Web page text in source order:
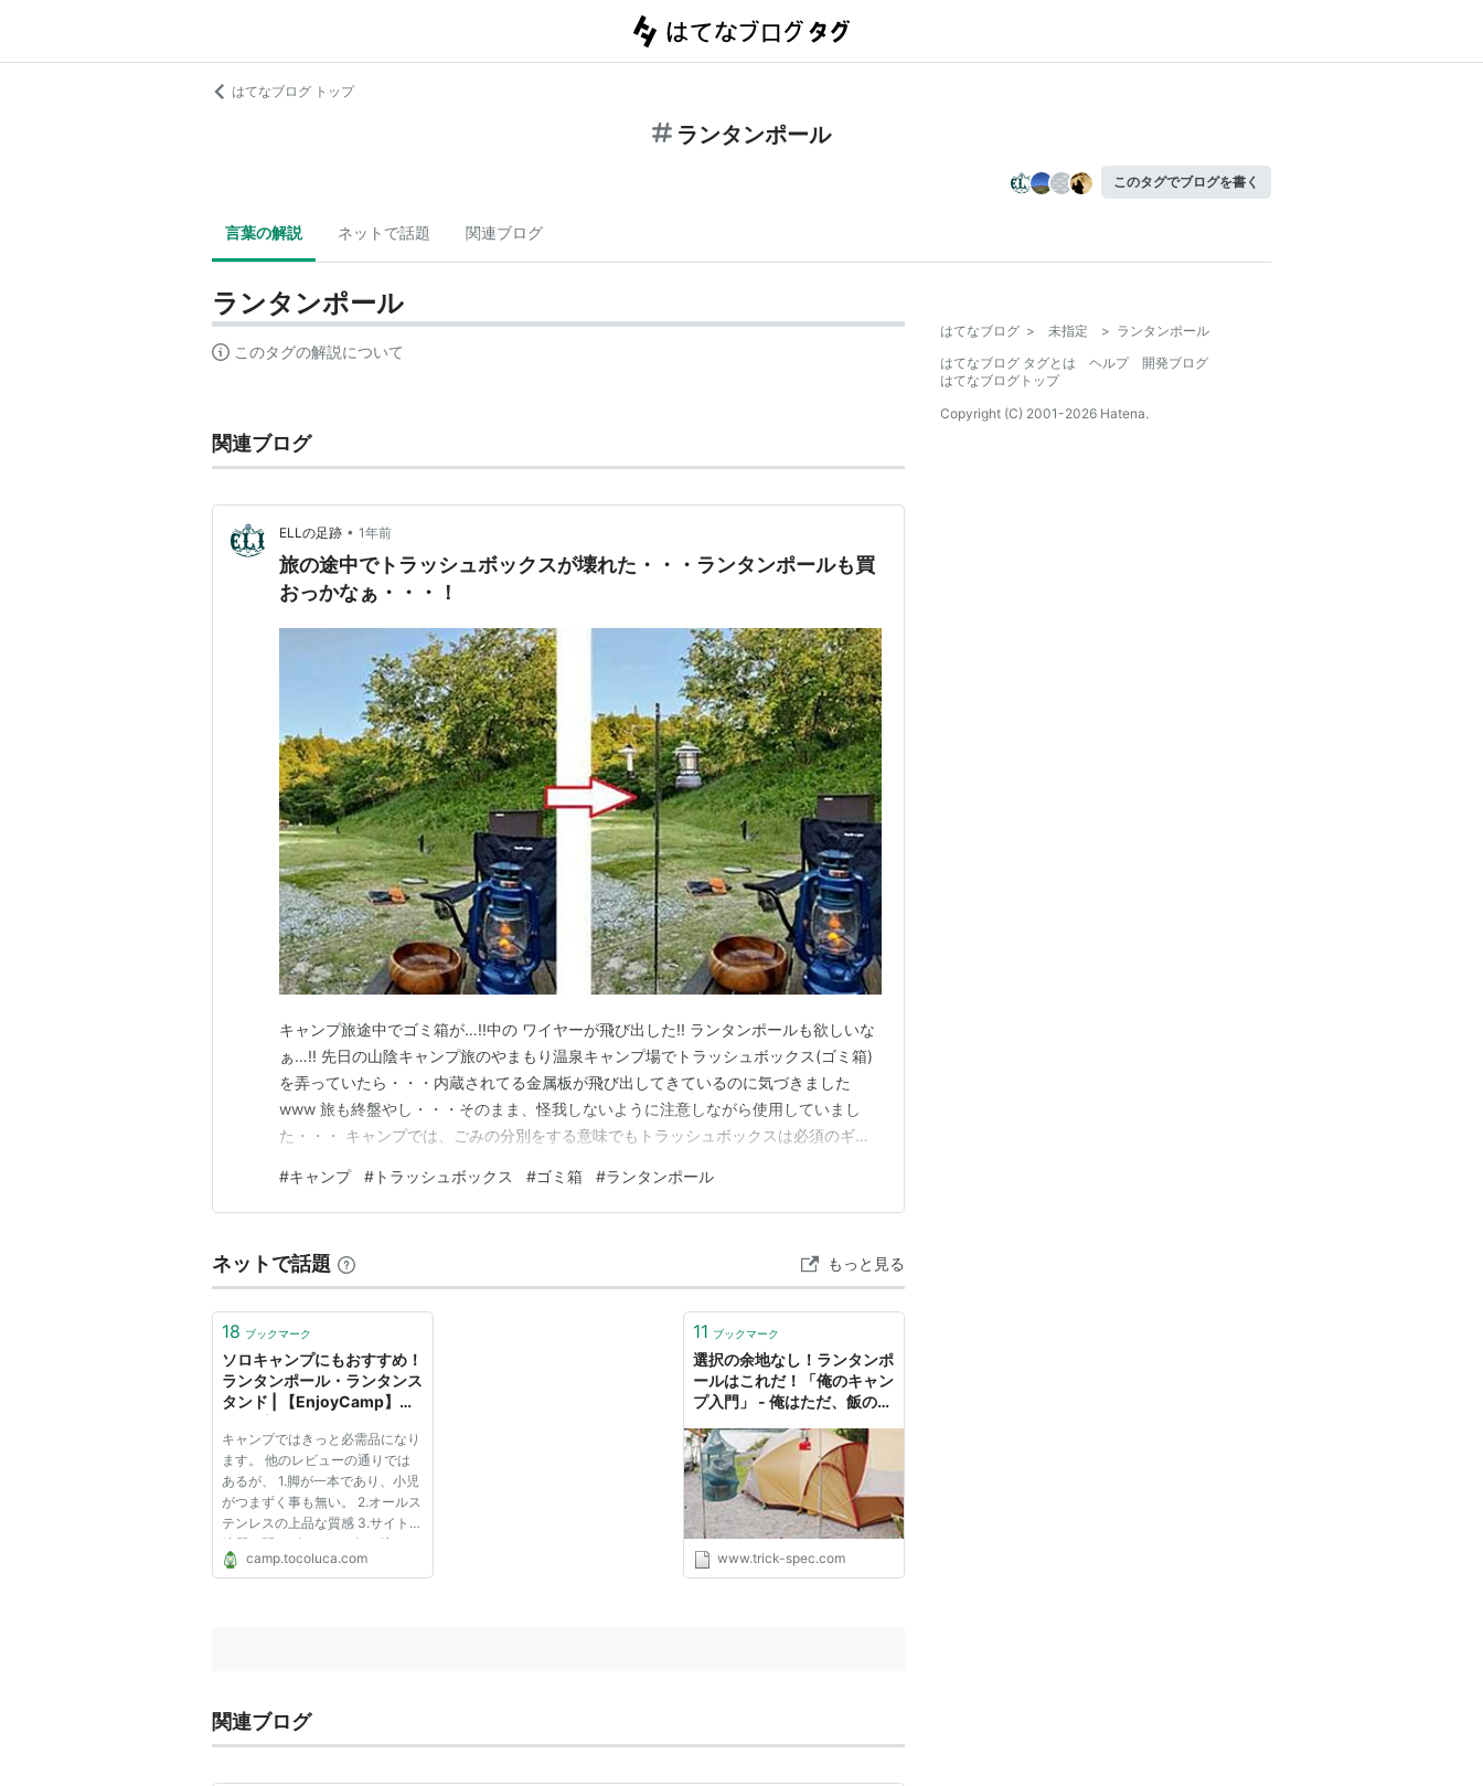
はてなブログ トップ
ランタンポール
このタグでブログを書く
言葉の解説 ネットで話題 関連ブログ
ランタンポール
このタグの解説について
関連ブログ
ELLの足跡 • 1年前
旅の途中でトラッシュボックスが壊れた・・・ランタンポールも買
おっかなぁ・・・！
キャンプ旅途中でゴミ箱が…!!中の ワイヤーが飛び出した!! ランタンポールも欲しいな
ぁ…!! 先日の山陰キャンプ旅のやまもり温泉キャンプ場でトラッシュボックス(ゴミ箱)
を弄っていたら・・・内蔵されてる金属板が飛び出してきているのに気づきました
www 旅も終盤やし・・・そのまま、怪我しないように注意しながら使用していまし
た・・・ キャンプでは、ごみの分別をする意味でもトラッシュボックスは必須のギア
に入れたままでは、サイト自体の見栄えも整いませんしね。 ということで、帰宅後、
即、Amazonで購入しました・・・蓋つきも…
#キャンプ # トラッシュボックス #ゴミ箱 #ランタンポール
ネットで話題 もっと見る
18 ブックマーク
ソロキャンプにもおすすめ！
ランタンポール・ランタンス
タンド | 【EnjoyCamp】キ
発信！
キャンプではきっと必需品になり
ます。 他のレビューの通りでは
あるが、 1.脚が一本であり、小児
がつまずく事も無い。 2.オールス
テンレスの上品な質感 3.サイトの
地質を問わずガンガン打ち込める
4.別売ランタンハンガーを新たに
camp.tocoluca.com
11 ブックマーク
選択の余地なし！ランタンポ
ールはこれだ！「俺のキャン
プ入門」 - 俺はただ、飯の話
www.trick-spec.com
関連ブログ
はてなブログ > 未指定 > ランタンポール
はてなブログ タグとは
ヘルプ
開発ブログ
はてなブログトップ
Copyright (C) 2001-2026 Hatena.